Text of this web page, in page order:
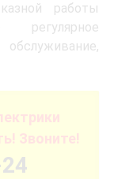
работы
Звоните!